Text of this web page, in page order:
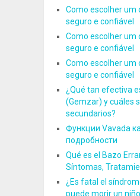
Como escolher um
seguro e confiável
Como escolher um
seguro e confiável
Como escolher um
seguro e confiável
¿Qué tan efectiva
(Gemzar) y cuáles
secundarios?
Функции Vavada
подробности
Qué es el Bazo
Síntomas,
¿Es fatal el
puede morir un